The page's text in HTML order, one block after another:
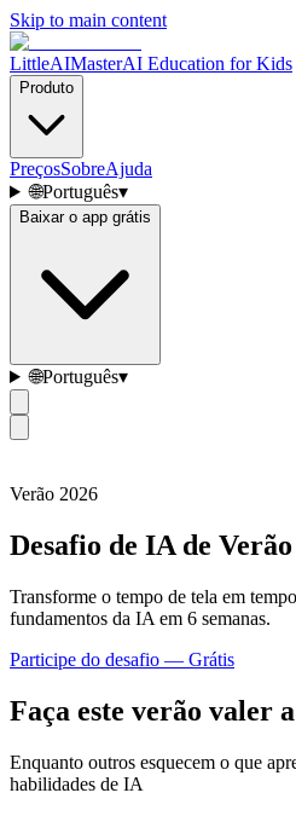
Skip to main content
LittleAIMasterAI Education for Kids
Produto
PreçosSobreAjuda
🌐Português▾
Baixar o app grátis
🌐Português▾
Verão 2026
Desafio de IA de Verão
Transforme o tempo de tela em
fundamentos da IA em 6 semanas.
Participe do desafio — Grátis
Faça este verão valer
Enquanto outros esquecem o que
habilidades de IA